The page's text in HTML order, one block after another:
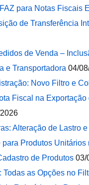
para Notas Fiscais
de Transferência
de Venda –
e Transportadora 04/
Novo Filtro e
Fiscal na Exportação
Alteração de Lastro e
Produtos Unitários
de Produtos 03/
Todas as Opções no